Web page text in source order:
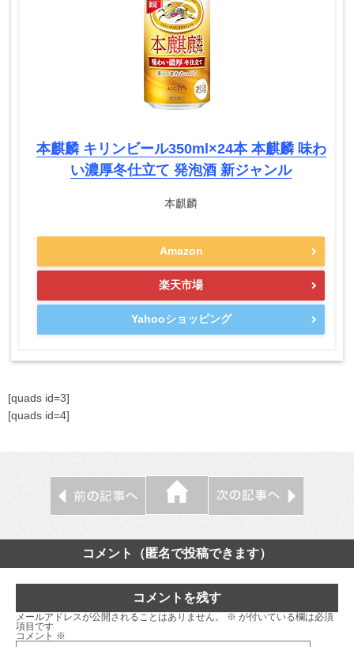
本麒麟 キリンビール350ml×24本 本麒麟 味わ
い濃厚冬仕立て 発泡酒 新ジャンル
本麒麟
Amazon
楽天市場
Yahooショッピング
[quads id=3]
[quads id=4]
コメント（匿名で投稿できます）
コメントを残す
メールアドレスが公開されることはありません。 ※ が付いている欄は必須
項目です
コメント ※